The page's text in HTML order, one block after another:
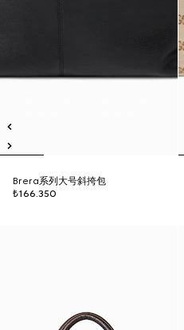
Brera系列大号斜挎包
₺166.350